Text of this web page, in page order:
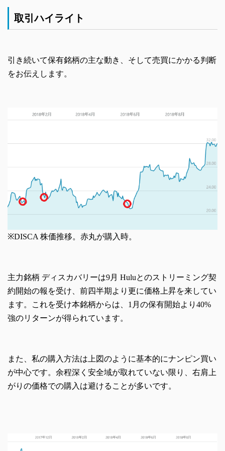
取引ハイライト
引き続いて保有銘柄の主な動き、そして売買にかかる判断
をお伝えします。
※DISCA 株価推移。赤丸が購入時。
主力銘柄 ディスカバリーは9月 Huluとのストリーミング契
約開始の報を受け、前四半期より更に価格上昇を来してい
ます。これを受け本銘柄からは、1月の保有開始より40%
強のリターンが得られています。
また、私の購入方法は上図のように基本的にナンピン買い
が中心です。余程深く安全域が取れていない限り、右肩上
がりの価格での購入は避けることが多いです。